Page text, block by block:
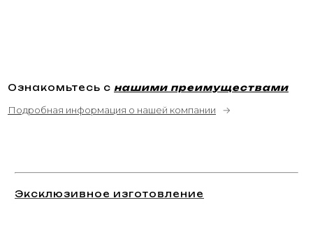
Ознакомьтесь с нашими преимуществами
Подробная информация о нашей компании →
Эксклюзивное изготовление